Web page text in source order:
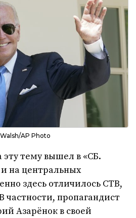
AP Photo
тему вышел в «СБ.
и на центральных
здесь отличилось СТВ,
частности, пропагандист
Азарёнок в своей